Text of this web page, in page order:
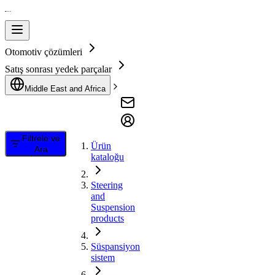
Otomotiv çözümleri
Satış sonrası yedek parçalar
Middle East and Africa
Filtrele ve
Ara
Ürün
kataloğu
Steering
and
Suspension
products
Süspansiyon
sistem